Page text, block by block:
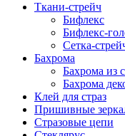
Ткани-стрейч
Бифлекс
Бифлекс-
Сетка-
Бахрома
Бахрома из
Бахрома
Клей для страз
Пришивные
Cтразовые цепи